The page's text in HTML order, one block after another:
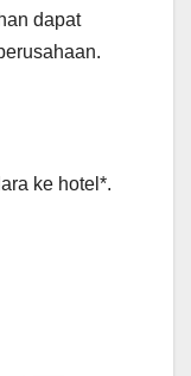
dapat
ke hotel*.